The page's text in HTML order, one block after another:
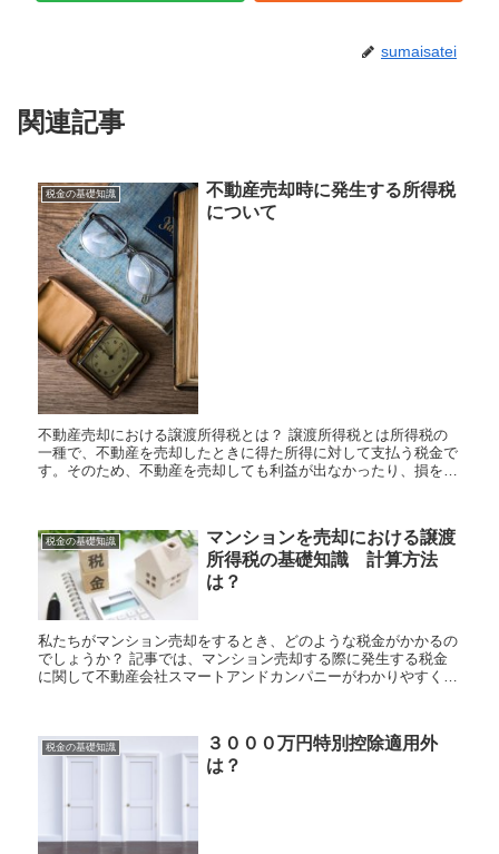
sumaisatei
関連記事
税金の基礎知識
不動産売却時に発生する所得税
について
不動産売却における譲渡所得税とは？ 譲渡所得税とは所得税の
一種で、不動産を売却したときに得た所得に対して支払う税金で
す。そのため、不動産を売却しても利益が出なかったり、損をし
税金の基礎知識
マンションを売却における譲渡
所得税の基礎知識 計算方法
は？
私たちがマンション売却をするとき、どのような税金がかかるの
でしょうか？ 記事では、マンション売却する際に発生する税金
に関して不動産会社スマートアンドカンパニーがわかりやすく説
税金の基礎知識
３０００万円特別控除適用外
は？